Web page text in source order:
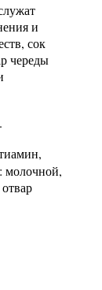
и
сок
череды
молочной,